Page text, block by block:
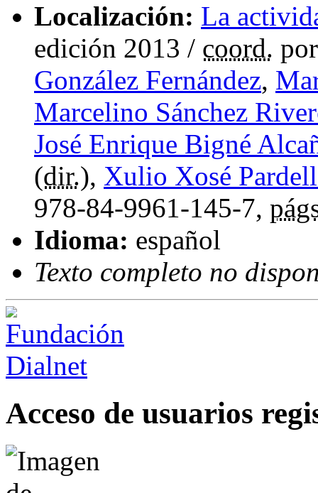
Localización: La
edición 2013 / coord.
González Fernández,
Marcelino Sánchez
José Enrique Bigné
(dir.), Xulio Xosé
978-84-9961-145-7,
Idioma: español
Texto completo no
Acceso de usuarios